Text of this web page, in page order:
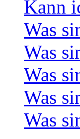
Kann
Was
Was
Was
Was
Was